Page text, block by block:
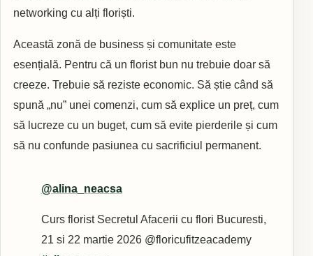
networking cu alți floriști.
Această zonă de business și comunitate este
esențială. Pentru că un florist bun nu trebuie doar să
creeze. Trebuie să reziste economic. Să știe când să
spună „nu” unei comenzi, cum să explice un preț, cum
să lucreze cu un buget, cum să evite pierderile și cum
să nu confunde pasiunea cu sacrificiul permanent.
@alina_neacsa
Curs florist Secretul Afacerii cu flori Bucuresti,
21 si 22 martie 2026 @floricufitzeacademy